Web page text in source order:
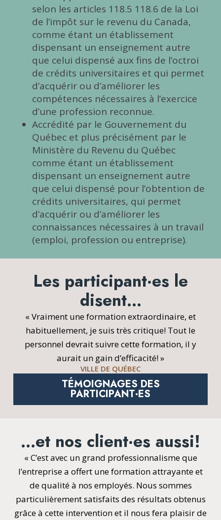
selon les articles 118.5 118.6 de la Loi
de l’impôt sur le revenu du Canada,
comme étant un établissement
dispensant un enseignement autre
que celui dispensé aux fins de l’octroi
de crédits universitaires et qui permet
d’acquérir ou d’améliorer les
compétences nécessaires à l’exercice
d’une profession reconnue.
Accrédité par le Gouvernement du
Québec et plus précisément par le
Ministère du Revenu du Québec
comme étant un établissement
dispensant un enseignement autre
que celui dispensé pour l’obtention de
crédits universitaires, qui permet
d’acquérir ou d’améliorer les
connaissances nécessaires à un travail
(emploi, profession ou entreprise).
Les participant·es le
disent…
« Vraiment une formation extraordinaire, et
habituellement, je suis très critique! Tout le
personnel devrait suivre cette formation, il y
aurait un gain d’efficacité! »
VILLE DE QUÉBEC
TÉMOIGNAGES DES
PARTICIPANT·ES
…et nos client·es aussi!
« C’est avec un grand professionnalisme que
l’entreprise a offert une formation attrayante et
de qualité à nos employés. Nous sommes
particulièrement satisfaits des résultats obtenus
grâce à cette intervention et il nous fera plaisir de